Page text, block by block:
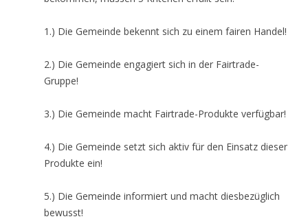
1.) Die Gemeinde bekennt sich zu einem fairen Handel!
2.) Die Gemeinde engagiert sich in der Fairtrade-
Gruppe!
3.) Die Gemeinde macht Fairtrade-Produkte verfügbar!
4.) Die Gemeinde setzt sich aktiv für den Einsatz dieser
Produkte ein!
5.) Die Gemeinde informiert und macht diesbezüglich
bewusst!